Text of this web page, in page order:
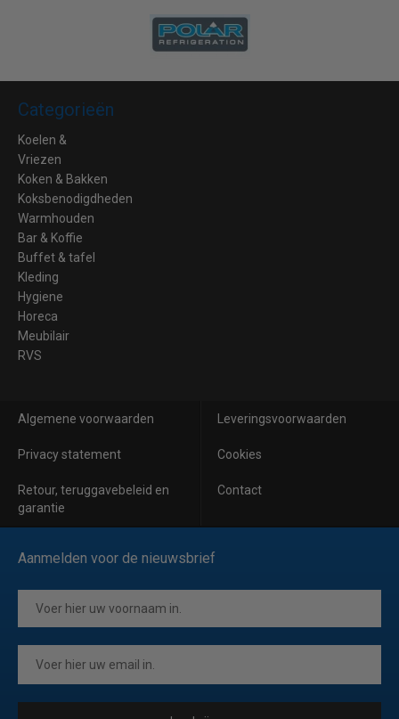
Categorieën
Koelen &
Vriezen
Koken & Bakken
Koksbenodigdheden
Warmhouden
Bar & Koffie
Buffet & tafel
Kleding
Hygiene
Horeca
Meubilair
RVS
Algemene voorwaarden Leveringsvoorwaarden
Privacy statement Cookies
Retour, teruggavebeleid en
garantie
Contact
Aanmelden voor de nieuwsbrief